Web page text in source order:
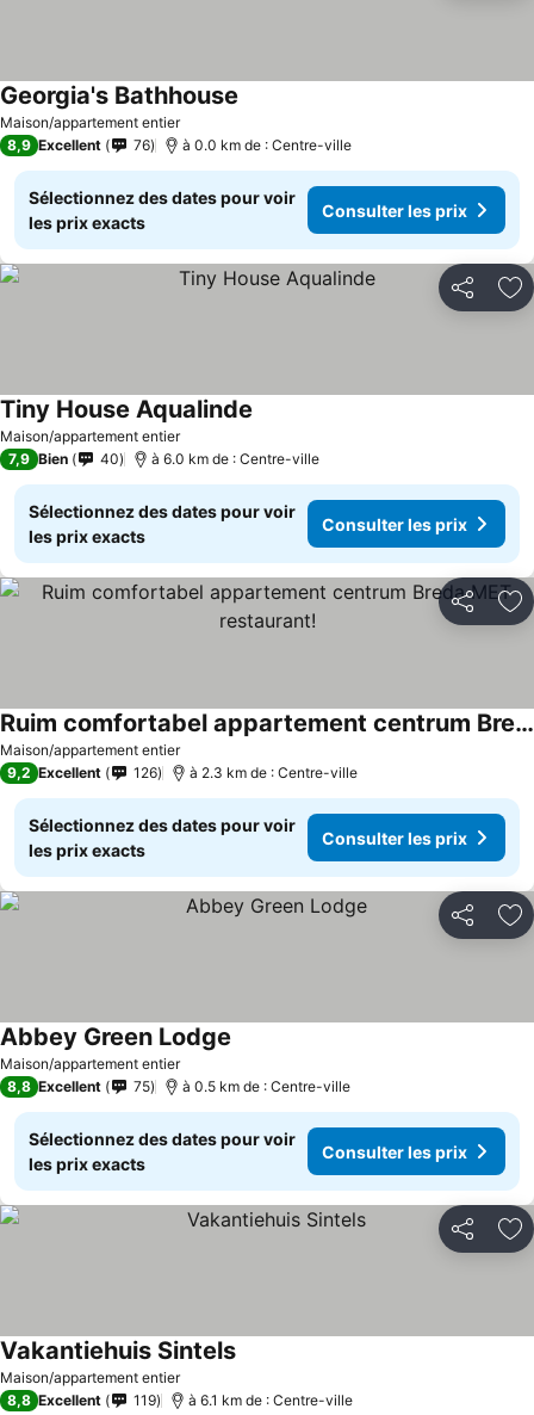
Maison/appartement entier
Georgia's Bathhouse
8,9 Excellent 76 à 0.0 km de : Centre-ville
Sélectionnez des dates pour voir
les prix exacts
Consulter les prix
Partager
Maison/appartement entier
Tiny House Aqualinde
7,9 Bien 40 à 6.0 km de : Centre-ville
Sélectionnez des dates pour voir
les prix exacts
Consulter les prix
Partager
Maison/appartement entier
Ruim comfortabel appartement centrum Breda MET restaurant!
9,2 Excellent 126 à 2.3 km de : Centre-ville
Sélectionnez des dates pour voir
les prix exacts
Consulter les prix
Partager
Maison/appartement entier
Abbey Green Lodge
8,8 Excellent 75 à 0.5 km de : Centre-ville
Sélectionnez des dates pour voir
les prix exacts
Consulter les prix
Partager
Maison/appartement entier
Vakantiehuis Sintels
8,8 Excellent 119 à 6.1 km de : Centre-ville